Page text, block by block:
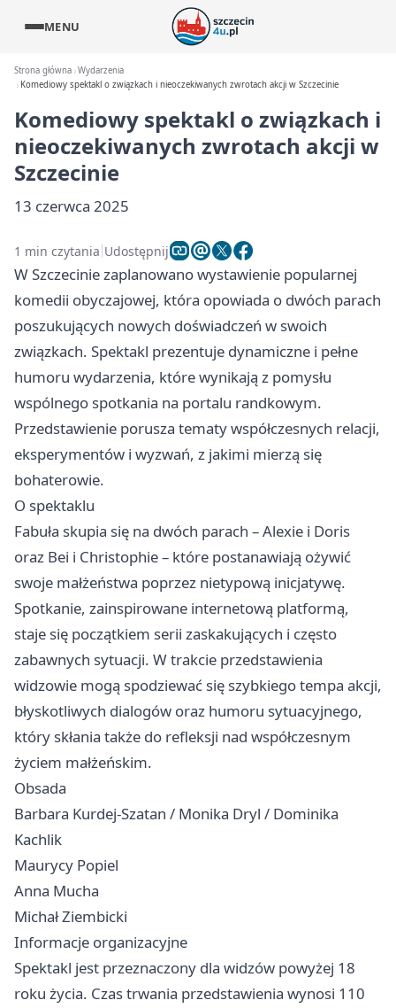
MENU
Strona główna Wydarzenia
Komediowy spektakl o związkach i nieoczekiwanych zwrotach akcji w Szczecinie
Komediowy spektakl o związkach i
nieoczekiwanych zwrotach akcji w
Szczecinie
13 czerwca 2025
1 min czytania Udostępnij
W Szczecinie zaplanowano wystawienie popularnej
komedii obyczajowej, która opowiada o dwóch parach
poszukujących nowych doświadczeń w swoich
związkach. Spektakl prezentuje dynamiczne i pełne
humoru wydarzenia, które wynikają z pomysłu
wspólnego spotkania na portalu randkowym.
Przedstawienie porusza tematy współczesnych relacji,
eksperymentów i wyzwań, z jakimi mierzą się
bohaterowie.
O spektaklu
Fabuła skupia się na dwóch parach – Alexie i Doris
oraz Bei i Christophie – które postanawiają ożywić
swoje małżeństwa poprzez nietypową inicjatywę.
Spotkanie, zainspirowane internetową platformą,
staje się początkiem serii zaskakujących i często
zabawnych sytuacji. W trakcie przedstawienia
widzowie mogą spodziewać się szybkiego tempa akcji,
błyskotliwych dialogów oraz humoru sytuacyjnego,
który skłania także do refleksji nad współczesnym
życiem małżeńskim.
Obsada
Barbara Kurdej-Szatan / Monika Dryl / Dominika
Kachlik
Maurycy Popiel
Anna Mucha
Michał Ziembicki
Informacje organizacyjne
Spektakl jest przeznaczony dla widzów powyżej 18
roku życia. Czas trwania przedstawienia wynosi 110